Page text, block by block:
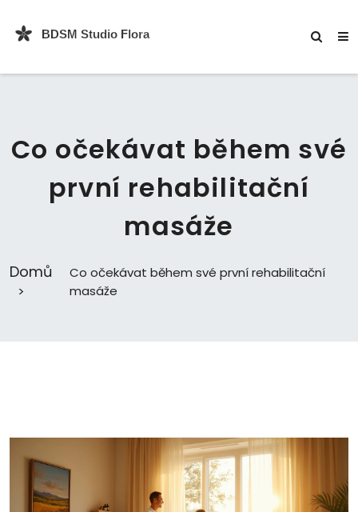
Co očekávat během své
první rehabilitační
masáže
Domů
Co očekávat během své první rehabilitační
masáže